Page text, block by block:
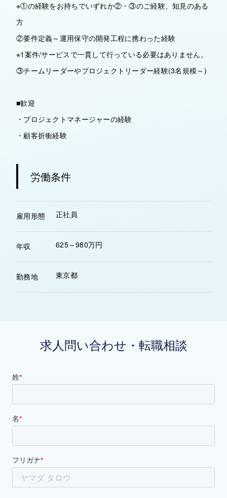
※①の経験をお持ちでいずれか②・③のご経験、知見のある
方
②要件定義～運用保守の開発工程に携わった経験
※1案件/サービスで一貫して行っている必要はありません。
③チームリーダーやプロジェクトリーダー経験(3名規模～)
■歓迎
・プロジェクトマネージャーの経験
・顧客折衝経験
労働条件
雇用形態 正社員
年収 625～980万円
勤務地 東京都
求人問い合わせ・転職相談